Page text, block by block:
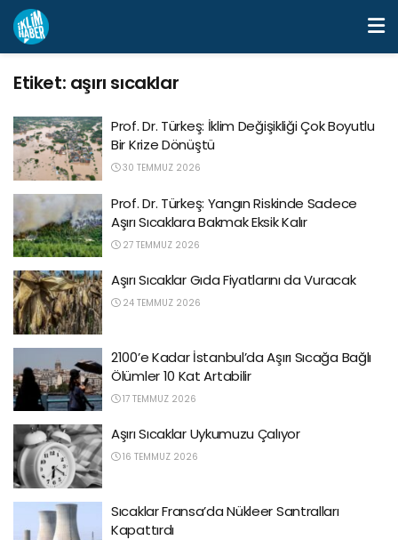
Etiket: aşırı sıcaklar
Prof. Dr. Türkeş: İklim Değişikliği Çok Boyutlu
Bir Krize Dönüştü
30 TEMMUZ 2026
Prof. Dr. Türkeş: Yangın Riskinde Sadece
Aşırı Sıcaklara Bakmak Eksik Kalır
27 TEMMUZ 2026
Aşırı Sıcaklar Gıda Fiyatlarını da Vuracak
24 TEMMUZ 2026
2100’e Kadar İstanbul’da Aşırı Sıcağa Bağlı
Ölümler 10 Kat Artabilir
17 TEMMUZ 2026
Aşırı Sıcaklar Uykumuzu Çalıyor
16 TEMMUZ 2026
Sıcaklar Fransa’da Nükleer Santralları
Kapattırdı